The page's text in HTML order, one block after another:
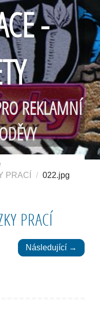
-
REKLAMNÍ
PRACÍ
022.jpg
PRACÍ
Následující →